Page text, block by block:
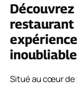
restaurant
Situé au cœur de